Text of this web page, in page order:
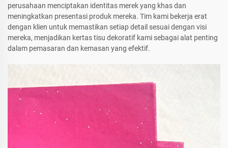
perusahaan menciptakan identitas merek yang khas dan
meningkatkan presentasi produk mereka. Tim kami bekerja erat
dengan klien untuk memastikan setiap detail sesuai dengan visi
mereka, menjadikan kertas tisu dekoratif kami sebagai alat penting
dalam pemasaran dan kemasan yang efektif.